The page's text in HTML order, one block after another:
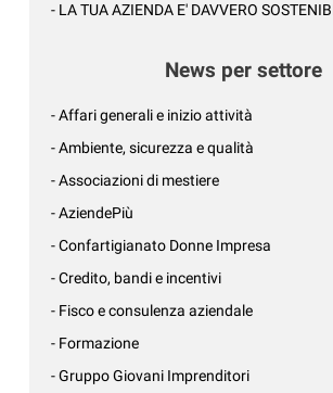
- LA TUA AZIENDA E' DAVVERO
News per settore
- Affari generali e inizio attività
- Ambiente, sicurezza e qualità
- Associazioni di mestiere
- AziendePiù
- Confartigianato Donne Impresa
- Credito, bandi e incentivi
- Fisco e consulenza aziendale
- Formazione
- Gruppo Giovani Imprenditori